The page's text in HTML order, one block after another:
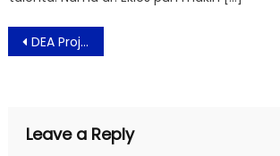
Post
navigation
DEA Projects Gunakan Blockchain di Platform Game Lewat Indodax
Leave a Reply